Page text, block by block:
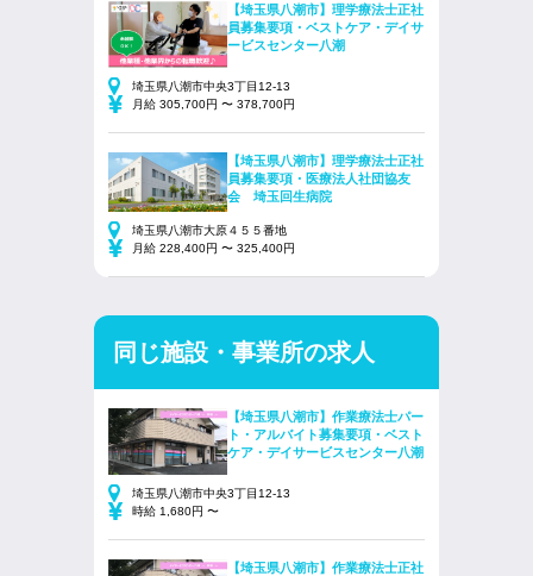
【埼玉県八潮市】理学療法士正社
員募集要項・ベストケア・デイサ
ービスセンター八潮
埼玉県八潮市中央3丁目12-13
月給 305,700円 〜 378,700円
【埼玉県八潮市】理学療法士正社
員募集要項・医療法人社団協友
会 埼玉回生病院
埼玉県八潮市大原４５５番地
月給 228,400円 〜 325,400円
同じ施設・事業所の求人
【埼玉県八潮市】作業療法士パー
ト・アルバイト募集要項・ベスト
ケア・デイサービスセンター八潮
埼玉県八潮市中央3丁目12-13
時給 1,680円 〜
【埼玉県八潮市】作業療法士正社